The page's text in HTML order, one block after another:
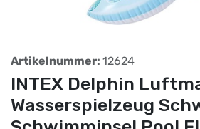
Artikelnummer: 12624
INTEX Delphin
Wasserspielzeug